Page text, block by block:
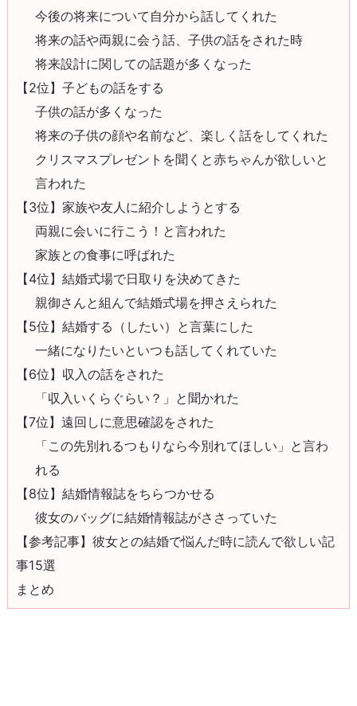
今後の将来について自分から話してくれた
将来の話や両親に会う話、子供の話をされた時
将来設計に関しての話題が多くなった
【2位】子どもの話をする
子供の話が多くなった
将来の子供の顔や名前など、楽しく話をしてくれた
クリスマスプレゼントを聞くと赤ちゃんが欲しいと
言われた
【3位】家族や友人に紹介しようとする
両親に会いに行こう！と言われた
家族との食事に呼ばれた
【4位】結婚式場で日取りを決めてきた
親御さんと組んで結婚式場を押さえられた
【5位】結婚する（したい）と言葉にした
一緒になりたいといつも話してくれていた
【6位】収入の話をされた
「収入いくらぐらい？」と聞かれた
【7位】遠回しに意思確認をされた
「この先別れるつもりなら今別れてほしい」と言わ
れる
【8位】結婚情報誌をちらつかせる
彼女のバッグに結婚情報誌がささっていた
【参考記事】彼女との結婚で悩んだ時に読んで欲しい記
事15選
まとめ